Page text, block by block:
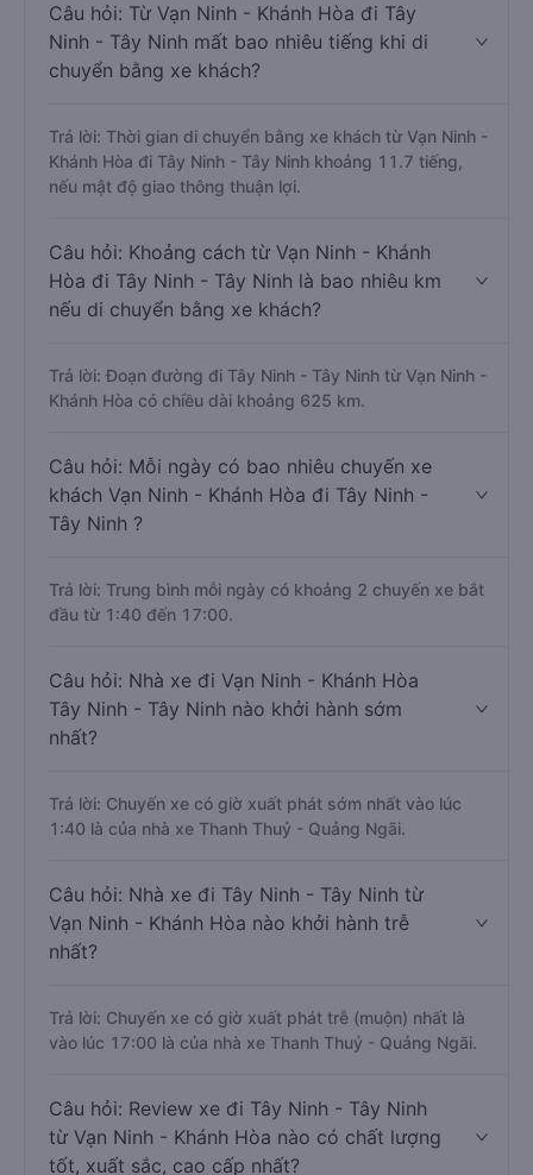
Câu hỏi: Từ Vạn Ninh - Khánh Hòa đi Tây
Ninh - Tây Ninh mất bao nhiêu tiếng khi di
chuyển bằng xe khách?
Trả lời: Thời gian di chuyển bằng xe khách từ Vạn Ninh -
Khánh Hòa đi Tây Ninh - Tây Ninh khoảng 11.7 tiếng,
nếu mật độ giao thông thuận lợi.
Câu hỏi: Khoảng cách từ Vạn Ninh - Khánh
Hòa đi Tây Ninh - Tây Ninh là bao nhiêu km
nếu di chuyển bằng xe khách?
Trả lời: Đoạn đường đi Tây Ninh - Tây Ninh từ Vạn Ninh -
Khánh Hòa có chiều dài khoảng 625 km.
Câu hỏi: Mỗi ngày có bao nhiêu chuyến xe
khách Vạn Ninh - Khánh Hòa đi Tây Ninh -
Tây Ninh ?
Trả lời: Trung bình mỗi ngày có khoảng 2 chuyến xe bắt
đầu từ 1:40 đến 17:00.
Câu hỏi: Nhà xe đi Vạn Ninh - Khánh Hòa
Tây Ninh - Tây Ninh nào khởi hành sớm
nhất?
Trả lời: Chuyến xe có giờ xuất phát sớm nhất vào lúc
1:40 là của nhà xe Thanh Thuỷ - Quảng Ngãi.
Câu hỏi: Nhà xe đi Tây Ninh - Tây Ninh từ
Vạn Ninh - Khánh Hòa nào khởi hành trễ
nhất?
Trả lời: Chuyến xe có giờ xuất phát trễ (muộn) nhất là
vào lúc 17:00 là của nhà xe Thanh Thuỷ - Quảng Ngãi.
Câu hỏi: Review xe đi Tây Ninh - Tây Ninh
từ Vạn Ninh - Khánh Hòa nào có chất lượng
tốt, xuất sắc, cao cấp nhất?